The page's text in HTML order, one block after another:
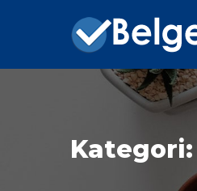
Kategori: